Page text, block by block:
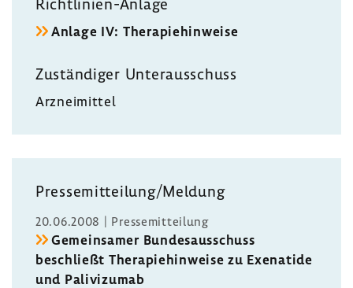
Richtlinien-​Anlage
Anlage IV: Thera­pie­hin­weise
Zustän­diger Unter­aus­schuss
Arznei­mittel
Pres­se­mit­tei­lung/Meldung
20.06.2008 | Pres­se­mit­tei­lung
Gemein­samer Bundes­aus­schuss
beschließt Thera­pie­hin­weise zu Exena­tide
und Pali­vi­zumab